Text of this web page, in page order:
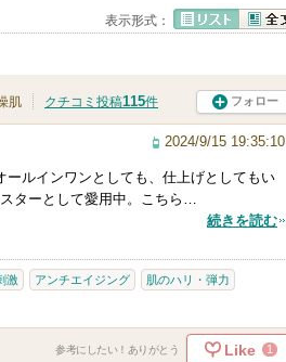
表示形式：
肌 クチコミ投稿115件 フォロー
2024/9/15 19:35:10
ルインワンとしても、仕上げとしてもい
ターとして愛用中。こちら…
続きを読む
激 アンチエイジング 肌のハリ・弾力
参考にしたい！ありがとう Like 1